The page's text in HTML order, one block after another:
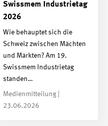
Swissmem Industrietag
2026
Wie behauptet sich die
Schweiz zwischen Mächten
und Märkten? Am 19.
Swissmem Industrietag
standen…
Medienmitteilung |
23.06.2026